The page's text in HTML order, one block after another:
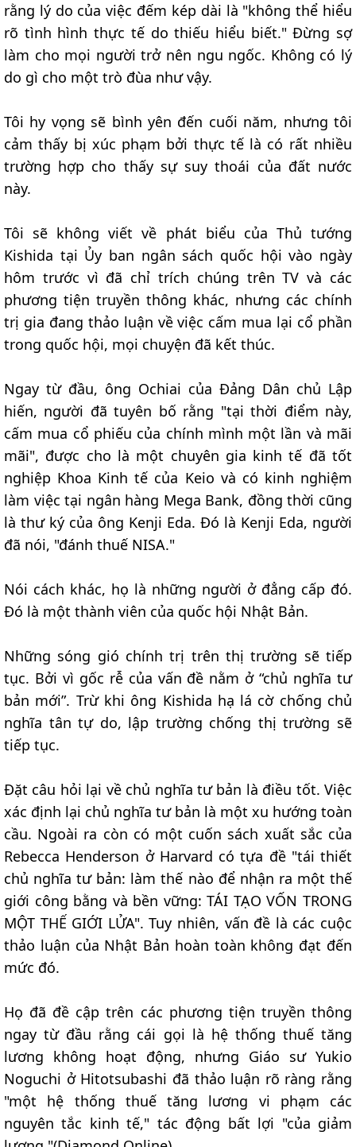
rằng lý do của việc đếm kép dài là "không thể hiểu
rõ tình hình thực tế do thiếu hiểu biết." Đừng sợ
làm cho mọi người trở nên ngu ngốc. Không có lý
do gì cho một trò đùa như vậy.
Tôi hy vọng sẽ bình yên đến cuối năm, nhưng tôi
cảm thấy bị xúc phạm bởi thực tế là có rất nhiều
trường hợp cho thấy sự suy thoái của đất nước
này.
Tôi sẽ không viết về phát biểu của Thủ tướng
Kishida tại Ủy ban ngân sách quốc hội vào ngày
hôm trước vì đã chỉ trích chúng trên TV và các
phương tiện truyền thông khác, nhưng các chính
trị gia đang thảo luận về việc cấm mua lại cổ phần
trong quốc hội, mọi chuyện đã kết thúc.
Ngay từ đầu, ông Ochiai của Đảng Dân chủ Lập
hiến, người đã tuyên bố rằng "tại thời điểm này,
cấm mua cổ phiếu của chính mình một lần và mãi
mãi", được cho là một chuyên gia kinh tế đã tốt
nghiệp Khoa Kinh tế của Keio và có kinh nghiệm
làm việc tại ngân hàng Mega Bank, đồng thời cũng
là thư ký của ông Kenji Eda. Đó là Kenji Eda, người
đã nói, "đánh thuế NISA."
Nói cách khác, họ là những người ở đẳng cấp đó.
Đó là một thành viên của quốc hội Nhật Bản.
Những sóng gió chính trị trên thị trường sẽ tiếp
tục. Bởi vì gốc rễ của vấn đề nằm ở “chủ nghĩa tư
bản mới”. Trừ khi ông Kishida hạ lá cờ chống chủ
nghĩa tân tự do, lập trường chống thị trường sẽ
tiếp tục.
Đặt câu hỏi lại về chủ nghĩa tư bản là điều tốt. Việc
xác định lại chủ nghĩa tư bản là một xu hướng toàn
cầu. Ngoài ra còn có một cuốn sách xuất sắc của
Rebecca Henderson ở Harvard có tựa đề "tái thiết
chủ nghĩa tư bản: làm thế nào để nhận ra một thế
giới công bằng và bền vững: TÁI TẠO VỐN TRONG
MỘT THẾ GIỚI LỬA". Tuy nhiên, vấn đề là các cuộc
thảo luận của Nhật Bản hoàn toàn không đạt đến
mức đó.
Họ đã đề cập trên các phương tiện truyền thông
ngay từ đầu rằng cái gọi là hệ thống thuế tăng
lương không hoạt động, nhưng Giáo sư Yukio
Noguchi ở Hitotsubashi đã thảo luận rõ ràng rằng
"một hệ thống thuế tăng lương vi phạm các
nguyên tắc kinh tế," tác động bất lợi "của giảm